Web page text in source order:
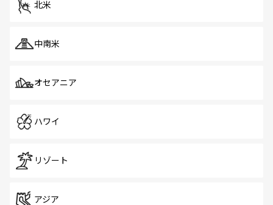
北米
中南米
オセアニア
ハワイ
リゾート
アジア